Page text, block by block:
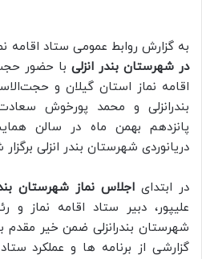
به گزارش روابط عمومی ستاد اقامه
در شهرستان بندر انزلی با حضور
اقامه نماز استان گیلان و
بندرانزلی و محمد پورخوش سعادت
پانزدهم بهمن ماه در سالن
دریانوردی شهرستان بندر انزلی
در ابتدای اجلاس نماز شهرستان
علیپور، دبیر ستاد اقامه نماز و
شهرستان بندرانزلی ضمن خیر مقدم
گزارشی از برنامه ها و عملکرد